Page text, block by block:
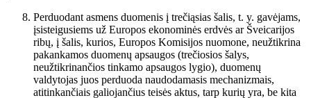
Perduodant asmens duomenis į trečiąsias šalis, t. y. gavėjams,
įsisteigusiems už Europos ekonominės erdvės ar Šveicarijos
ribų, į šalis, kurios, Europos Komisijos nuomone, neužtikrina
pakankamos duomenų apsaugos (trečiosios šalys,
neužtikrinančios tinkamo apsaugos lygio), duomenų
valdytojas juos perduoda naudodamasis mechanizmais,
atitinkančiais galiojančius teisės aktus, tarp kurių yra, be kita